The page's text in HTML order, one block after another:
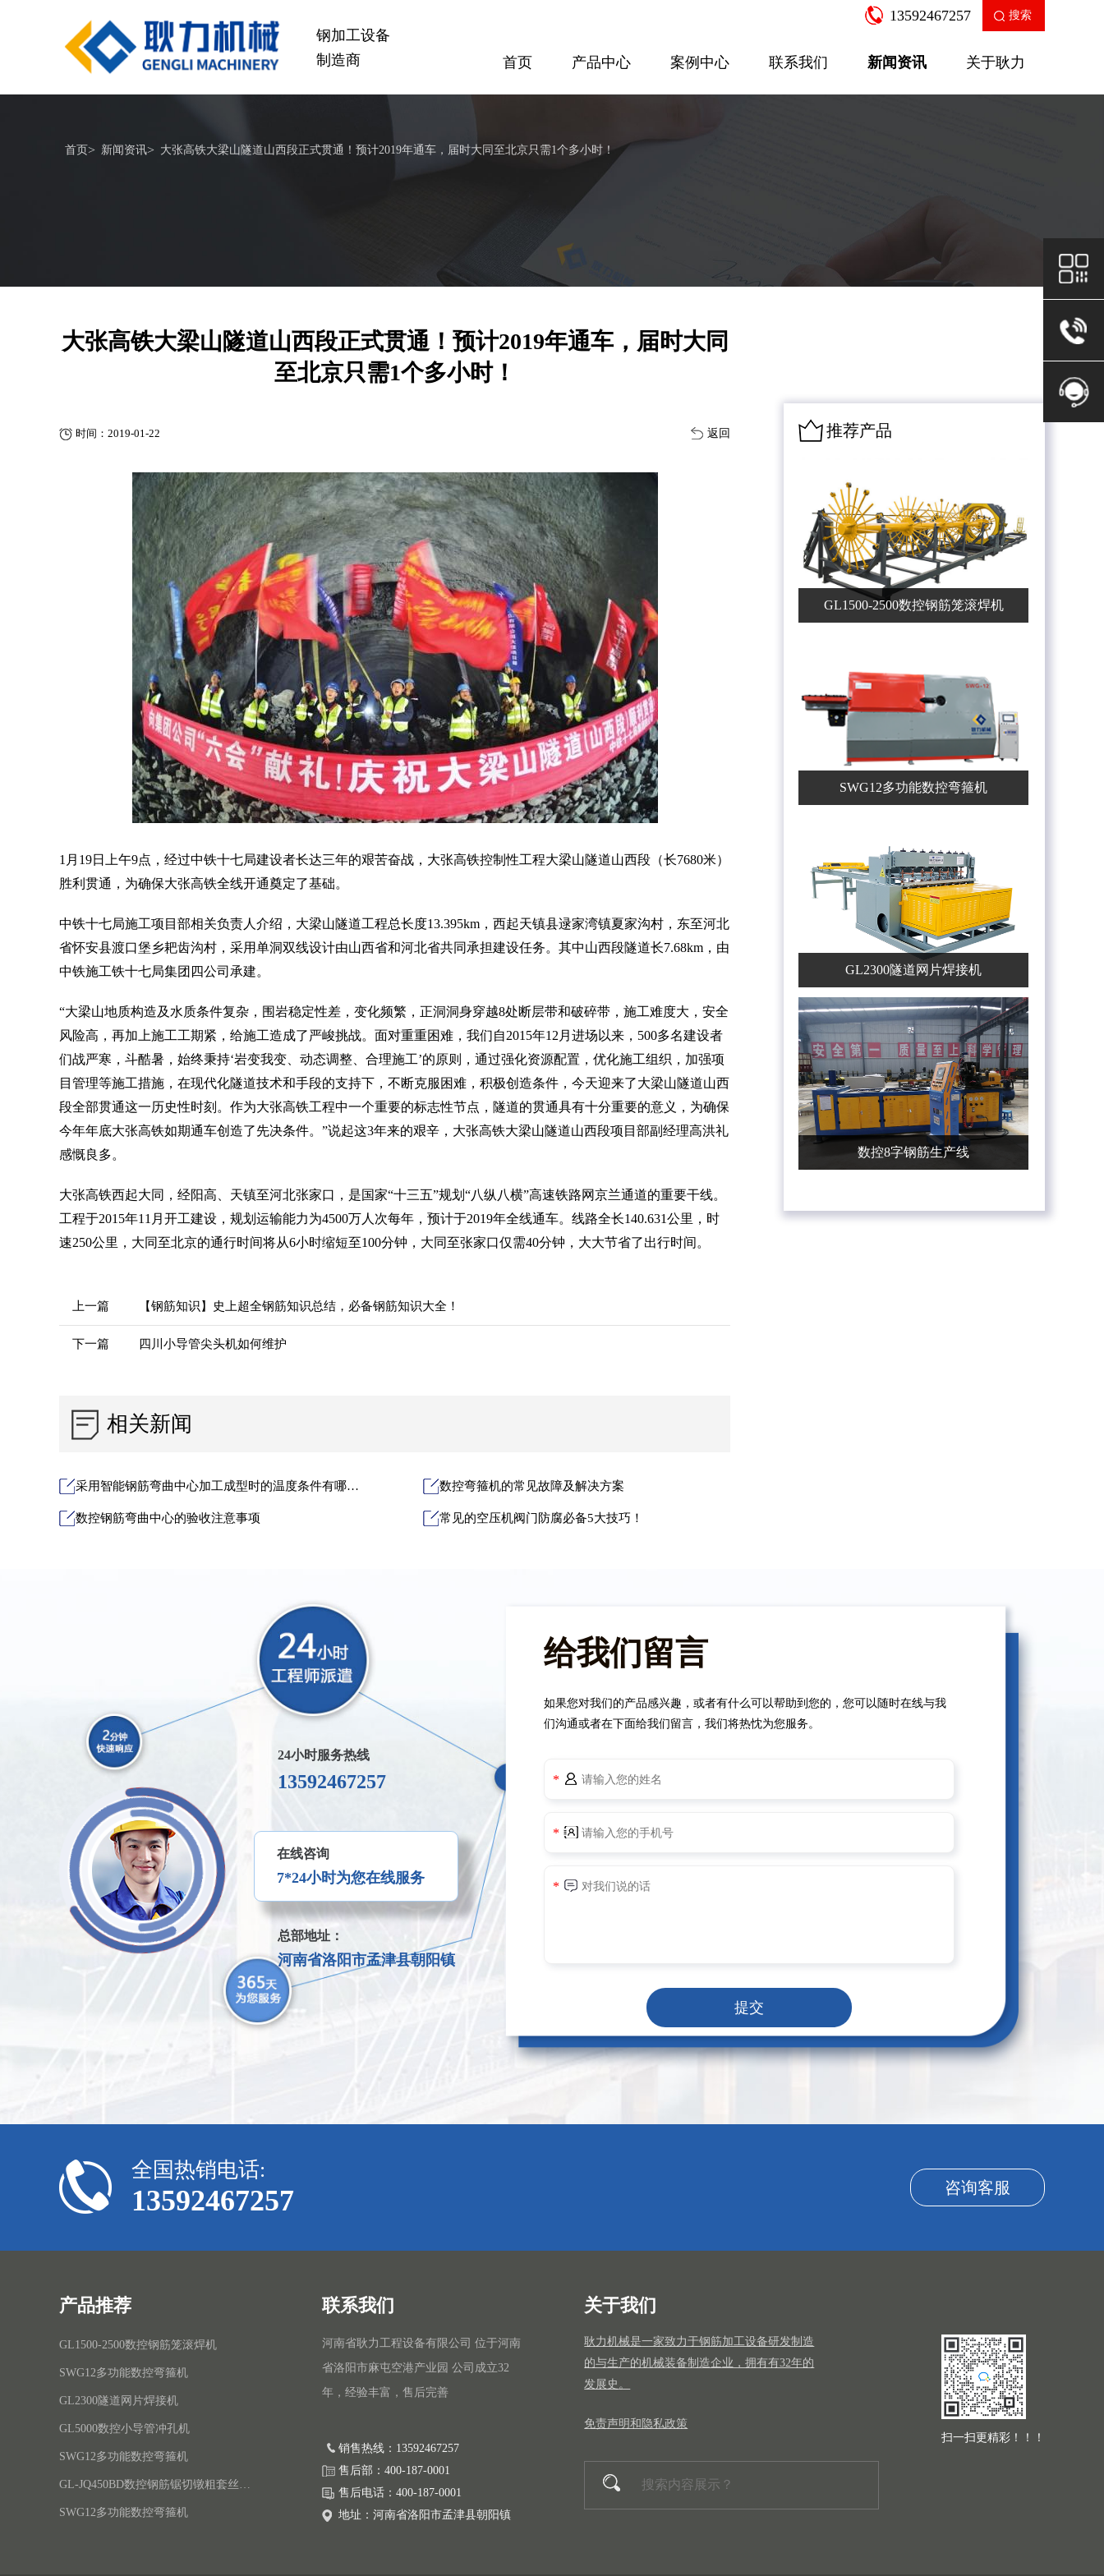
钢加工设备
制造商
13592467257 搜索
首页 产品中心 案例中心 联系我们 新闻资讯 关于耿力
GL120KN数控钢筋剪切生产线 SGW-12A多功能数控弯箍机 针梁式
查看
首页> 新闻资讯> 大张高铁大梁山隧道山西段正式贯通！预计2019年通车，届时大同至北京只需1个多小时！
大张高铁大梁山隧道山西段正式贯通！预计2019年通车，届时大同
至北京只需1个多小时！
时间：2019-01-22 返回
1月19日上午9点，经过中铁十七局建设者长达三年的艰苦奋战，大张高铁控制性工程大梁山隧道山西段（长7680米）
胜利贯通，为确保大张高铁全线开通奠定了基础。
中铁十七局施工项目部相关负责人介绍，大梁山隧道工程总长度13.395km，西起天镇县逯家湾镇夏家沟村，东至河北
省怀安县渡口堡乡耙齿沟村，采用单洞双线设计由山西省和河北省共同承担建设任务。其中山西段隧道长7.68km，由
中铁施工铁十七局集团四公司承建。
“大梁山地质构造及水质条件复杂，围岩稳定性差，变化频繁，正洞洞身穿越8处断层带和破碎带，施工难度大，安全
风险高，再加上施工工期紧，给施工造成了严峻挑战。面对重重困难，我们自2015年12月进场以来，500多名建设者
们战严寒，斗酷暑，始终秉持‘岩变我变、动态调整、合理施工’的原则，通过强化资源配置，优化施工组织，加强项
目管理等施工措施，在现代化隧道技术和手段的支持下，不断克服困难，积极创造条件，今天迎来了大梁山隧道山西
段全部贯通这一历史性时刻。作为大张高铁工程中一个重要的标志性节点，隧道的贯通具有十分重要的意义，为确保
今年年底大张高铁如期通车创造了先决条件。”说起这3年来的艰辛，大张高铁大梁山隧道山西段项目部副经理高洪礼
感慨良多。
大张高铁西起大同，经阳高、天镇至河北张家口，是国家“十三五”规划“八纵八横”高速铁路网京兰通道的重要干线。
工程于2015年11月开工建设，规划运输能力为4500万人次每年，预计于2019年全线通车。线路全长140.631公里，时
速250公里，大同至北京的通行时间将从6小时缩短至100分钟，大同至张家口仅需40分钟，大大节省了出行时间。
上一篇 【钢筋知识】史上超全钢筋知识总结，必备钢筋知识大全！
下一篇 四川小导管尖头机如何维护
相关新闻
采用智能钢筋弯曲中心加工成型时的温度条件有哪些？ 数控弯箍机的常见故障及解决方案
数控钢筋弯曲中心的验收注意事项 常见的空压机阀门防腐必备5大技巧！
推荐产品
GL1500-2500数控钢筋笼滚焊机
SWG12多功能数控弯箍机
GL2300隧道网片焊接机
数控8字钢筋生产线
24小时服务热线
13592467257
在线咨询
7*24小时为您在线服务
总部地址：
河南省洛阳市孟津县朝阳镇
给我们留言
如果您对我们的产品感兴趣，或者有什么可以帮助到您的，您可以随时在线与我
们沟通或者在下面给我们留言，我们将热忱为您服务。
提交
全国热销电话:
13592467257 咨询客服
产品推荐
GL1500-2500数控钢筋笼滚焊机
SWG12多功能数控弯箍机
GL2300隧道网片焊接机
GL5000数控小导管冲孔机
SWG12多功能数控弯箍机
SWG12多功能数控弯箍机
联系我们
河南省耿力工程设备有限公司 位于河南
省洛阳市麻屯空港产业园 公司成立32
年，经验丰富，售后完善
销售热线：13592467257
售后部：400-187-0001
售后电话：400-187-0001
地址：河南省洛阳市孟津县朝阳镇
关于我们
耿力机械是一家致力于钢筋加工设备研发制造
的与生产的机械装备制造企业，拥有有32年的
发展史。
免责声明和隐私政策
扫一扫更精彩！！！